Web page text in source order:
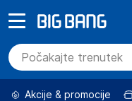
Akcije & promocije